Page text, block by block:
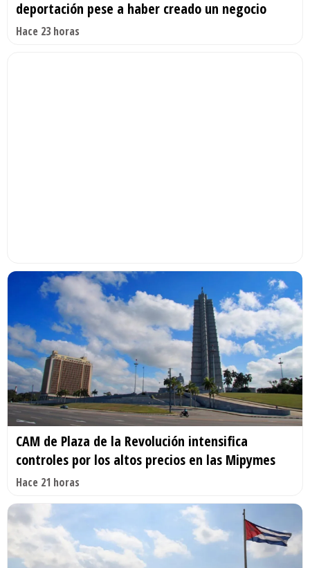
deportación pese a haber creado un negocio
Hace 23 horas
CAM de Plaza de la Revolución intensifica
controles por los altos precios en las Mipymes
Hace 21 horas